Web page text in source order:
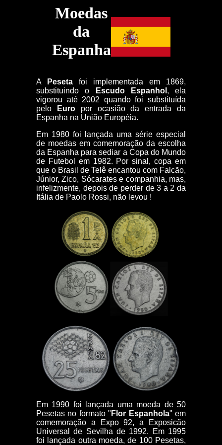
Moedas
da
Espanha
A Peseta foi implementada em 1869,
substituindo o
Escudo Espanhol , ela
vigorou até 2002 quando foi substituída
pelo
Europor ocasião da entrada da
Espanha na União Européia.
Em 1980 foi lançada uma série especial
de moedas em comemoração da escolha
da Espanha para sediar a Copa do Mundo
de Futebol em 1982. Por sinal, copa em
que o Brasil de Telê encantou com Falcão,
Júnior, Zico, Sócarates e companhia, mas,
infelizmente, depois de perder de 3 a 2 da
Itália de Paolo Rossi, não levou !
Em 1990 foi lançada uma moeda de 50
Pesetas no formato " Flor Espanhola" em
comemoração a Expo 92, a Exposicão
Universal de Sevilha de 1992. Em 1995
foi lançada outra moeda, de 100 Pesetas,